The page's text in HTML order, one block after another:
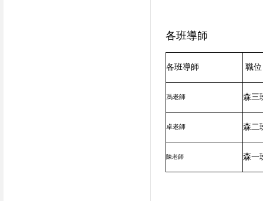
各班導師
各班導師 職位
馮老師 森三
卓老師 森二
陳老師 森一